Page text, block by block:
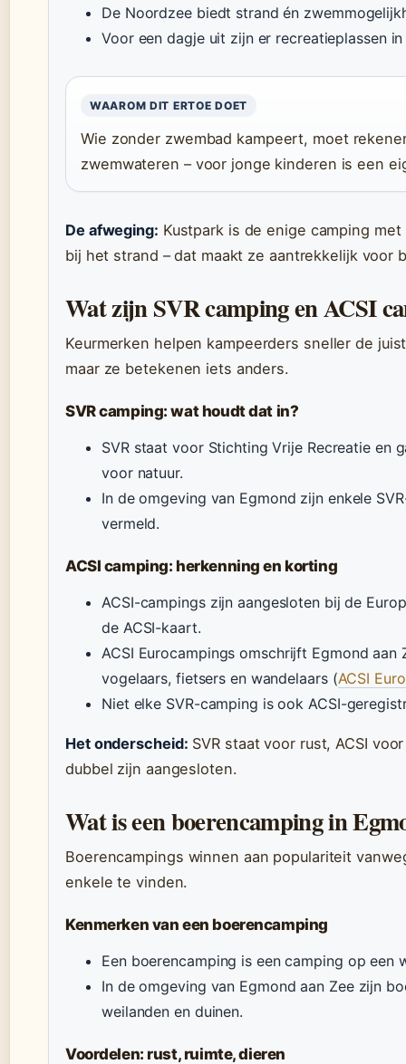
De Noordzee biedt strand én
Voor een dagje uit zijn er recreatieplassen
WAAROM DIT ERTOE DOET
Wie zonder zwembad kampeert, moet
zwemwateren – voor jonge kinderen is een
De afweging: Kustpark is de enige camping
bij het strand – dat maakt ze aantrekkelijk
Wat zijn SVR camping en ACSI
Keurmerken helpen kampeerders sneller de
maar ze betekenen iets anders.
SVR camping: wat houdt dat in?
SVR staat voor Stichting Vrije Recreatie en
voor natuur.
In de omgeving van Egmond zijn enkele
vermeld.
ACSI camping: herkenning en korting
ACSI-campings zijn aangesloten bij de
de ACSI-kaart.
ACSI Eurocampings omschrijft Egmond
vogelaars, fietsers en wandelaars (ACSI
Niet elke SVR-camping is ook ACSI-
Het onderscheid: SVR staat voor rust, ACSI
dubbel zijn aangesloten.
Wat is een boerencamping in
Boerencampings winnen aan populariteit
enkele te vinden.
Kenmerken van een boerencamping
Een boerencamping is een camping op
In de omgeving van Egmond aan Zee zijn
weilanden en duinen.
Voordelen: rust, ruimte, dieren